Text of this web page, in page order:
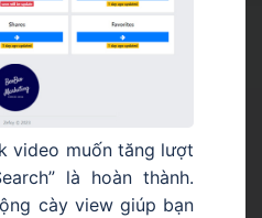
video muốn tăng lượt
là hoàn thành.
cày view giúp bạn